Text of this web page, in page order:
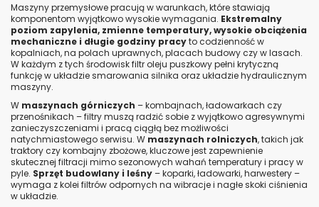
Maszyny przemysłowe pracują w warunkach, które stawiają
komponentom wyjątkowo wysokie wymagania. Ekstremalny
poziom zapylenia, zmienne temperatury, wysokie obciążenia
mechaniczne i długie godziny pracyto codzienność w
kopalniach, na polach uprawnych, placach budowy czy w lasach.
W każdym z tych środowisk filtr oleju puszkowy pełni krytyczną
funkcję w układzie smarowania silnika oraz układzie hydraulicznym
maszyny.
W maszynach górniczych – kombajnach, ładowarkach czy
przenośnikach – filtry muszą radzić sobie z wyjątkowo agresywnymi
zanieczyszczeniami i pracą ciągłą bez możliwości
natychmiastowego serwisu. W maszynach rolniczych, takich jak
traktory czy kombajny zbożowe, kluczowe jest zapewnienie
skutecznej filtracji mimo sezonowych wahań temperatury i pracy w
pyle. Sprzęt budowlany i leśny – koparki, ładowarki, harwestery –
wymaga z kolei filtrów odpornych na wibracje i nagłe skoki ciśnienia
w układzie.